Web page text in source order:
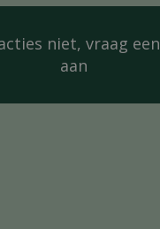
niet, vraag een
aan